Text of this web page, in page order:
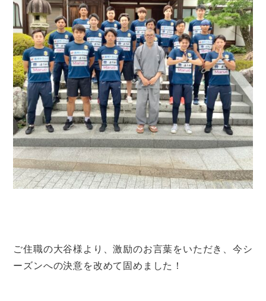
ご住職の大谷様より、激励のお言葉をいただき、今シ
ーズンへの決意を改めて固めました！